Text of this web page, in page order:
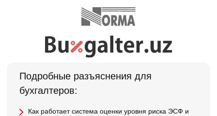
Подробные разъяснения для
бухгалтеров:
Как работает система оценки уровня риска ЭСФ и